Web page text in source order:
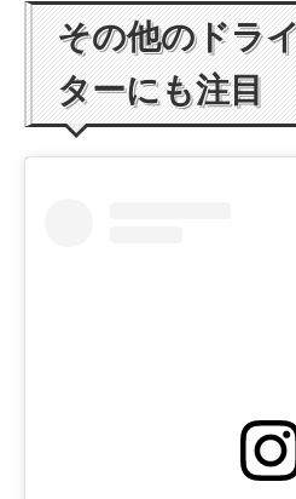
その他のドラ
ターにも注目